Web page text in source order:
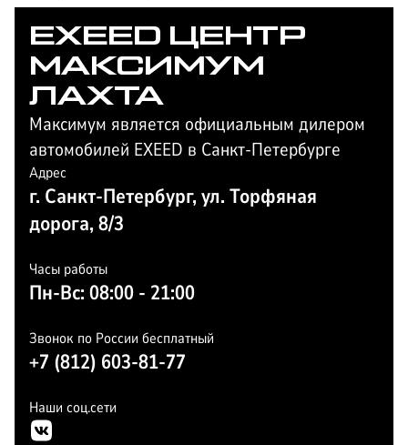
EXEED ЦЕНТР
МАКСИМУМ
ЛАХТА
Максимум является официальным дилером
автомобилей EXEED в Санкт-Петербурге
Адрес
г. Санкт-Петербург, ул. Торфяная
дорога, 8/3
Часы работы
Пн-Вс: 08:00 - 21:00
Звонок по России бесплатный
+7 (812) 603-81-77
Наши соц.сети